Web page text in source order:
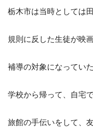
栃木市は当時としては
規則に反した生徒が映
補導の対象になっていた
学校から帰って、自宅
旅館の手伝いをして、